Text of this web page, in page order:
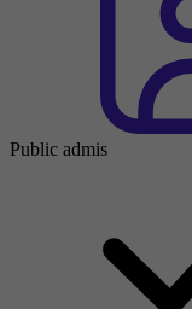
Public admis